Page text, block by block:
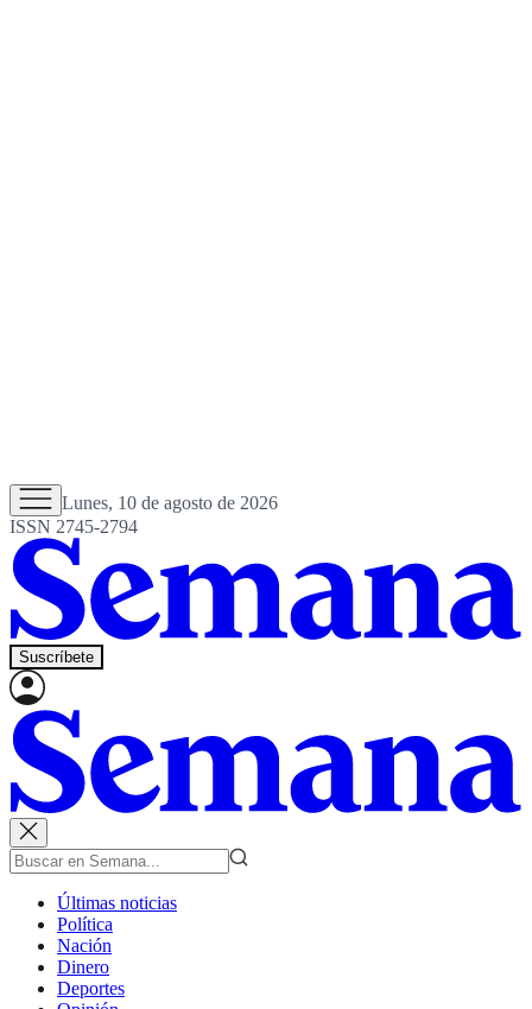
Lunes, 10 de agosto de 2026
ISSN 2745-2794
Suscríbete
Últimas noticias
Política
Nación
Dinero
Deportes